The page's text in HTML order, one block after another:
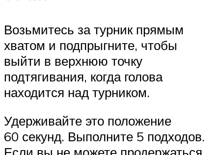
Возьмитесь за турник прямым
хватом и подпрыгните, чтобы
выйти в верхнюю точку
подтягивания, когда голова
находится над турником.
Удерживайте это положение
60 секунд. Выполните 5 подходов.